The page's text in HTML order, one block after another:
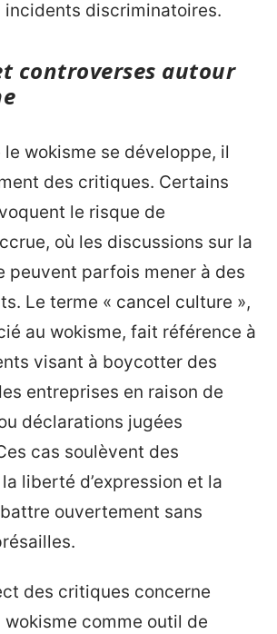
incidents discriminatoires.
controverses autour
le wokisme se développe, il
des critiques. Certains
le risque de
où les discussions sur la
peuvent parfois mener à des
Le terme « cancel culture »,
au wokisme, fait référence à
visant à boycotter des
entreprises en raison de
déclarations jugées
cas soulèvent des
liberté d’expression et la
ouvertement sans
des critiques concerne
wokisme comme outil de